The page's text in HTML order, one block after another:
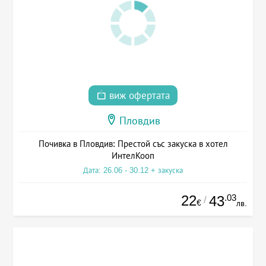
виж офертата
Пловдив
Почивка в Пловдив: Престой със закуска в хотел
ИнтелКооп
Дата: 26.06 - 30.12 + закуска
22€ / 43.03
лв.